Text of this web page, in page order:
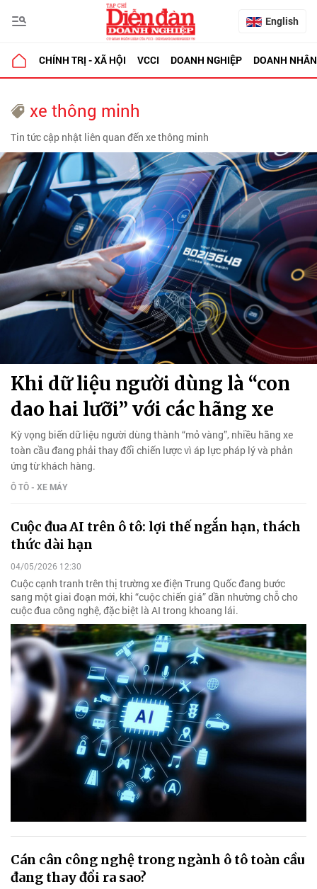
English
CHÍNH TRỊ - XÃ HỘI VCCI DOANH NGHIỆP DOANH NHÂN
xe thông minh
Tin tức cập nhật liên quan đến xe thông minh
Khi dữ liệu người dùng là “con
dao hai lưỡi” với các hãng xe
Kỳ vọng biến dữ liệu người dùng thành “mỏ vàng”, nhiều hãng xe
toàn cầu đang phải thay đổi chiến lược vì áp lực pháp lý và phản
ứng từ khách hàng.
Ô TÔ - XE MÁY
Cuộc đua AI trên ô tô: lợi thế ngắn hạn, thách
thức dài hạn
04/05/2026 12:30
Cuộc cạnh tranh trên thị trường xe điện Trung Quốc đang bước
sang một giai đoạn mới, khi “cuộc chiến giá” dần nhường chỗ cho
cuộc đua công nghệ, đặc biệt là AI trong khoang lái.
Cán cân công nghệ trong ngành ô tô toàn cầu
đang thay đổi ra sao?